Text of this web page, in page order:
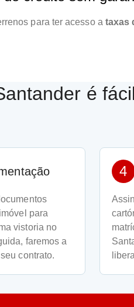
para ter acesso a taxas
é
para
vistoria no
faremos a
contrato.
4